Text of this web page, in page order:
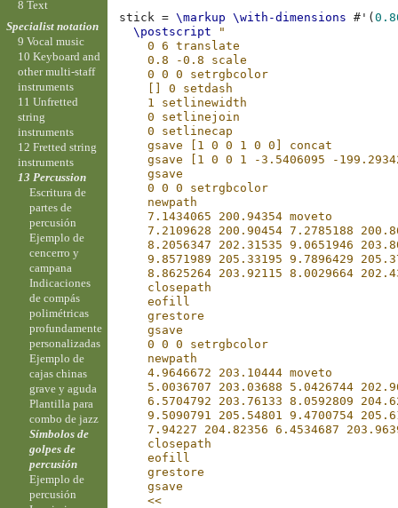
stick = \markup \with-dimensions # ' (
\postscript
"
    0 6 translate
    0.8 -0.8 scale
    0 0 0 setrgbcolor
    [] 0 setdash
    1 setlinewidth
    0 setlinejoin
    0 setlinecap
    gsave [1 0 0 1 0 0] concat
gsave [1 0 0 1 -3.5406095 -
    gsave
    0 0 0 setrgbcolor
    newpath
    7.1434065 200.94354 moveto
7.2109628 200.90454 7.2785188
8.2056347 202.31535 9.0651946
9.8571989 205.33195 9.7896429
8.8625264 203.92115 8.0029664
    closepath
    eofill
    grestore
    gsave
    0 0 0 setrgbcolor
    newpath
    4.9646672 203.10444 moveto
5.0036707 203.03688 5.0426744
6.5704792 203.76133 8.0592809
9.5090791 205.54801 9.4700754
7.94227 204.82356 6.4534687
    closepath
    eofill
    grestore
    gsave
    <<
8 Text
Specialist notation
9 Vocal music
10 Keyboard and
other multi-staff
instruments
11 Unfretted
string
instruments
12 Fretted string
instruments
13 Percussion
Escritura de
partes de
percusión
Ejemplo de
cencerro y
campana
Indicaciones
de compás
polimétricas
profundamente
personalizadas
Ejemplo de
cajas chinas
grave y aguda
Plantilla para
combo de jazz
Símbolos de
golpes de
percusión
Ejemplo de
percusión